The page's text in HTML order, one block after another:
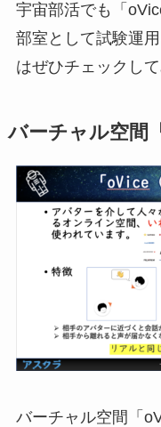
宇宙部活でも「
部室として試験運
はぜひチェックして
バーチャル空間
バーチャル空間「